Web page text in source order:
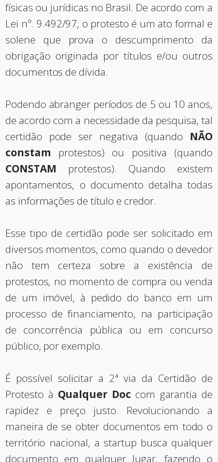
físicas ou jurídicas no Brasil. De acordo com a
Lei nº. 9.492/97, o protesto é um ato formal e
solene que prova o descumprimento da
obrigação originada por títulos e/ou outros
documentos de dívida.
Podendo abranger períodos de 5 ou 10 anos,
de acordo com a necessidade da pesquisa, tal
certidão pode ser negativa (quando NÃO
constam protestos) ou positiva (quando
CONSTAM protestos). Quando existem
apontamentos, o documento detalha todas
as informações de título e credor.
Esse tipo de certidão pode ser solicitado em
diversos momentos, como quando o devedor
não tem certeza sobre a existência de
protestos, no momento de compra ou venda
de um imóvel, à pedido do banco em um
processo de financiamento, na participação
de concorrência pública ou em concurso
público, por exemplo.
É possível solicitar a 2ª via da Certidão de
Protesto à Qualquer Doc com garantia de
rapidez e preço justo. Revolucionando a
maneira de se obter documentos em todo o
território nacional, a startup busca qualquer
documento em qualquer lugar, fazendo o